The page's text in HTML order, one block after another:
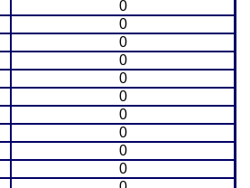
0
0
0
0
0
0
0
0
0
0